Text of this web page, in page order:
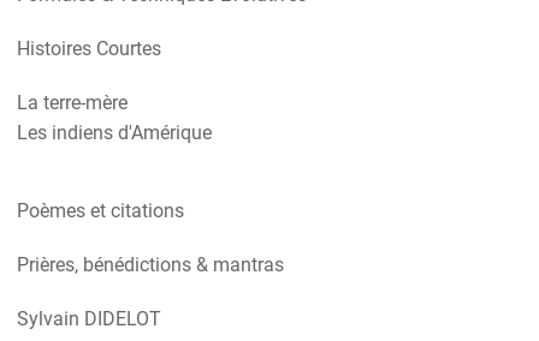
Histoires Courtes
La terre-mère
Les indiens d'Amérique
Poèmes et citations
Prières, bénédictions & mantras
Sylvain DIDELOT